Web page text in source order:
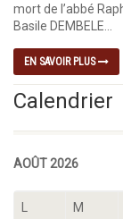
mort de l’abbé
Basile DEMBELE...
EN SAVOIR PLUS
Calendrier
AOÛT 2026
M